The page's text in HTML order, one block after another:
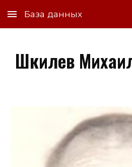
Skip to main content
База данных
Шкилев